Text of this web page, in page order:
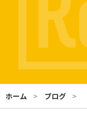
ホーム ブログ